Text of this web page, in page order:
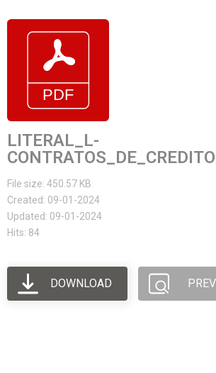
LITERAL_L-
File size: 450.57 KB
Created: 09-01-2024
Updated: 09-01-2024
Hits: 84
DOWNLOAD